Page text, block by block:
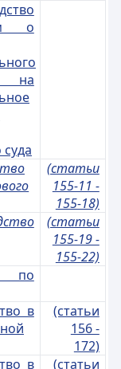
о
на
суда
(статьи
155-11 -
155-18)
(статьи
155-19 -
155-22)
по
в
(статьи
156 -
172)
в
(статьи